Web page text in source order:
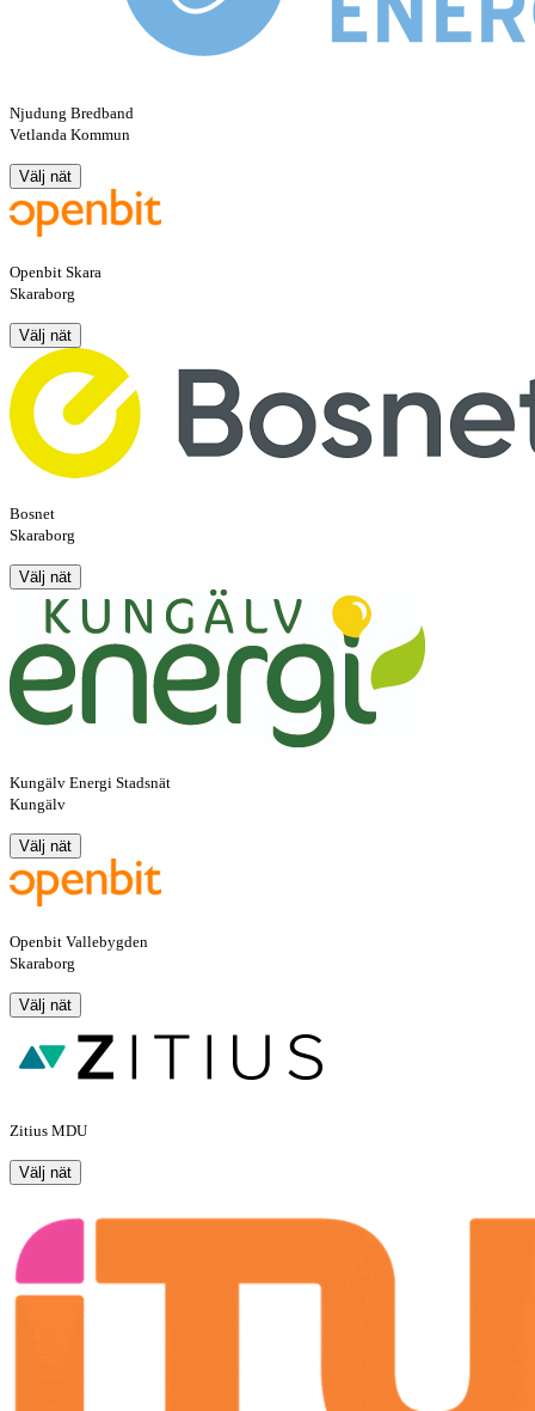
Njudung Bredband
Vetlanda Kommun
Välj nät
Openbit Skara
Skaraborg
Välj nät
Bosnet
Skaraborg
Välj nät
Kungälv Energi Stadsnät
Kungälv
Välj nät
Openbit Vallebygden
Skaraborg
Välj nät
Zitius MDU
Välj nät